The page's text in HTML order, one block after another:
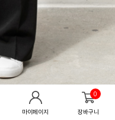
마이페이지
0
장바구니